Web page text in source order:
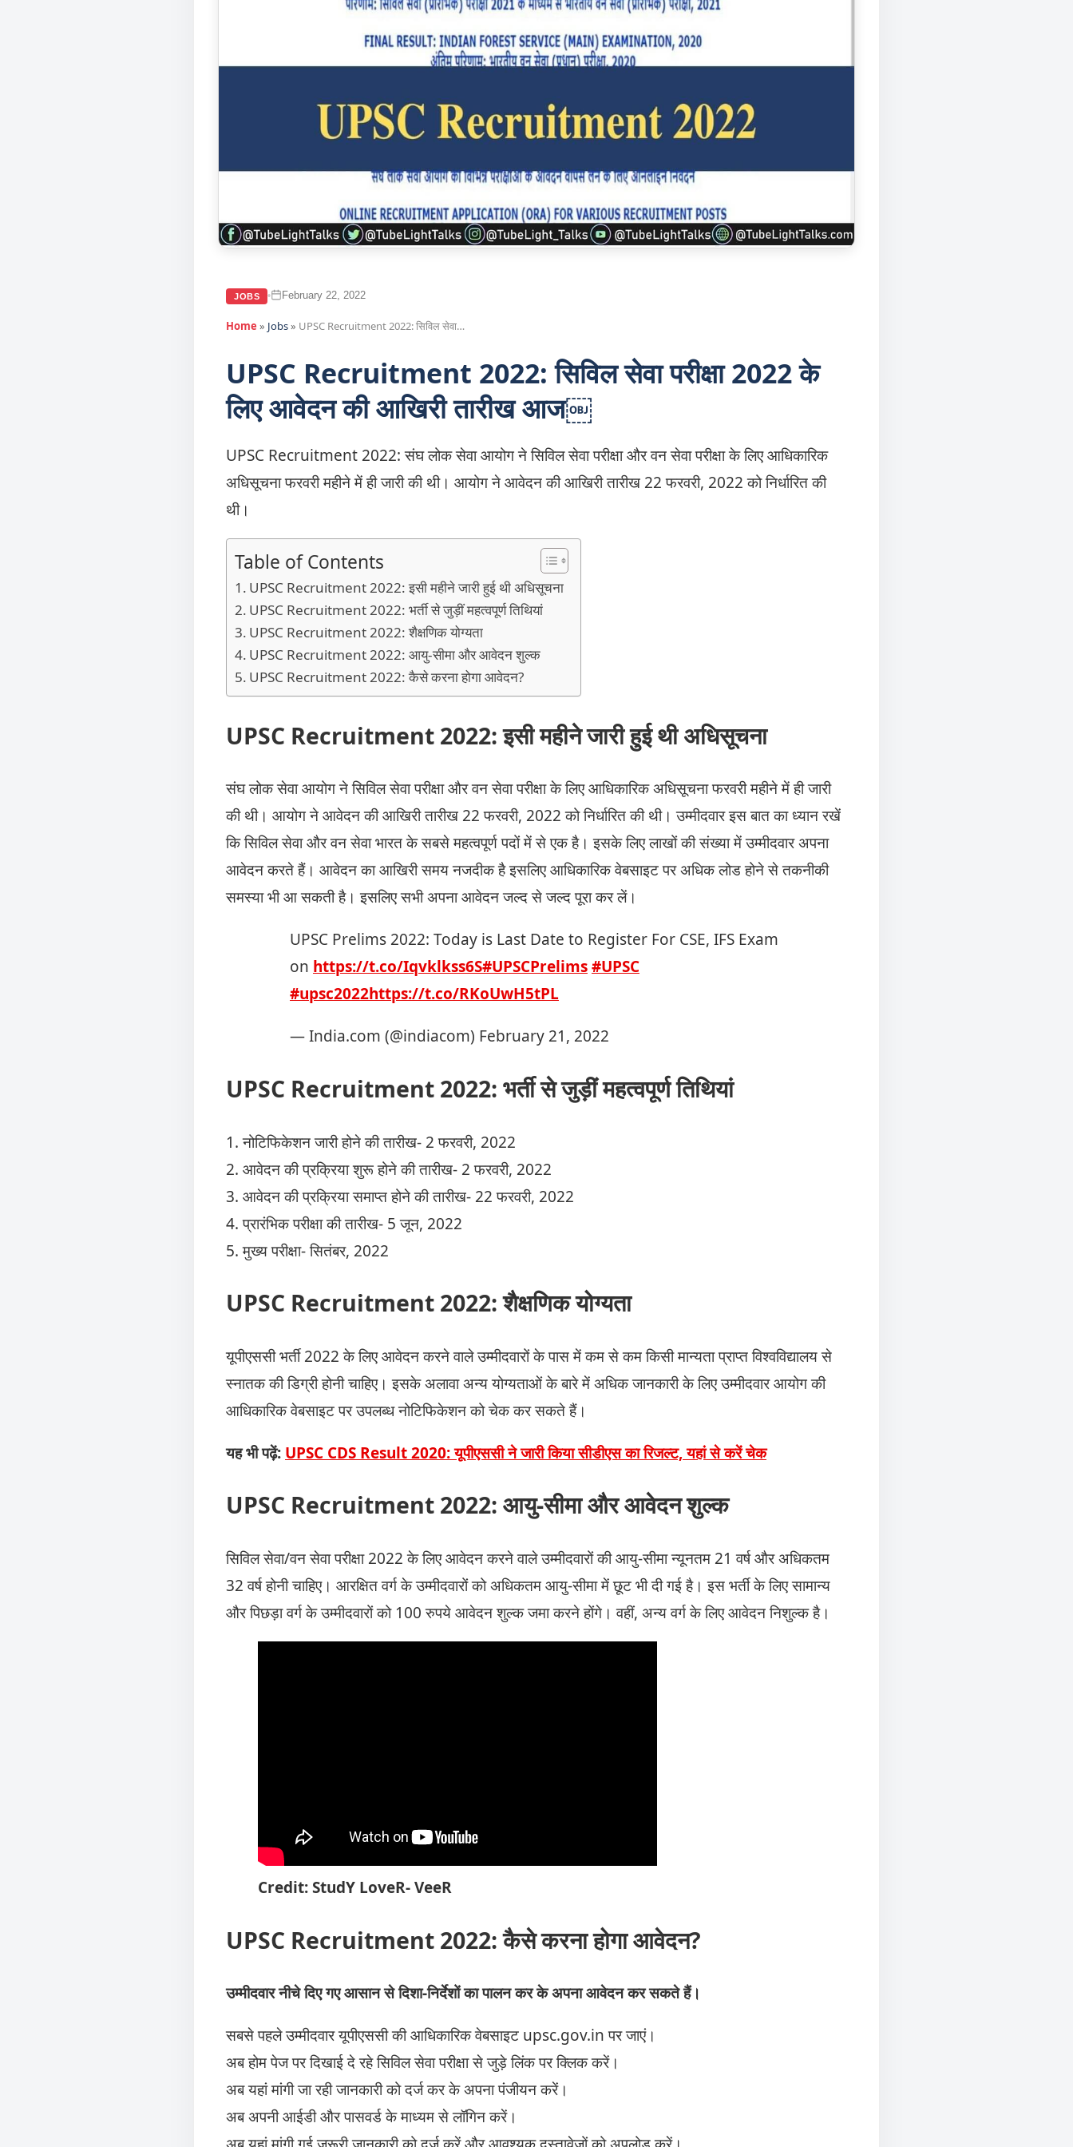
JOBS • February 22, 2022
Home » Jobs» UPSC Recruitment 2022: सिविल सेवा…
UPSC Recruitment 2022: सिविल सेवा परीक्षा 2022 के
लिए आवेदन की आखिरी तारीख आज￼
UPSC Recruitment 2022: संघ लोक सेवा आयोग ने सिविल सेवा परीक्षा और वन सेवा परीक्षा के लिए आधिकारिक
अधिसूचना फरवरी महीने में ही जारी की थी। आयोग ने आवेदन की आखिरी तारीख 22 फरवरी, 2022 को निर्धारित की
थी।
Table of Contents
UPSC Recruitment 2022: इसी महीने जारी हुई थी अधिसूचना
UPSC Recruitment 2022: भर्ती से जुड़ीं महत्वपूर्ण तिथियां
UPSC Recruitment 2022: शैक्षणिक योग्यता
UPSC Recruitment 2022: आयु-सीमा और आवेदन शुल्क
UPSC Recruitment 2022: कैसे करना होगा आवेदन?
UPSC Recruitment 2022: इसी महीने जारी हुई थी अधिसूचना
संघ लोक सेवा आयोग ने सिविल सेवा परीक्षा और वन सेवा परीक्षा के लिए आधिकारिक अधिसूचना फरवरी महीने में ही जारी
की थी। आयोग ने आवेदन की आखिरी तारीख 22 फरवरी, 2022 को निर्धारित की थी। उम्मीदवार इस बात का ध्यान रखें
कि सिविल सेवा और वन सेवा भारत के सबसे महत्वपूर्ण पदों में से एक है। इसके लिए लाखों की संख्या में उम्मीदवार अपना
आवेदन करते हैं। आवेदन का आखिरी समय नजदीक है इसलिए आधिकारिक वेबसाइट पर अधिक लोड होने से तकनीकी
समस्या भी आ सकती है। इसलिए सभी अपना आवेदन जल्द से जल्द पूरा कर लें।
UPSC Prelims 2022: Today is Last Date to Register For CSE, IFS Exam
on https://t.co/Iqvklkss6S#UPSCPrelims#UPSC
#upsc2022https://t.co/RKoUwH5tPL
— India.com (@indiacom) February 21, 2022
UPSC Recruitment 2022: भर्ती से जुड़ीं महत्वपूर्ण तिथियां
1. नोटिफिकेशन जारी होने की तारीख- 2 फरवरी, 2022
2. आवेदन की प्रक्रिया शुरू होने की तारीख- 2 फरवरी, 2022
3. आवेदन की प्रक्रिया समाप्त होने की तारीख- 22 फरवरी, 2022
4. प्रारंभिक परीक्षा की तारीख- 5 जून, 2022
5. मुख्य परीक्षा- सितंबर, 2022
UPSC Recruitment 2022: शैक्षणिक योग्यता
यूपीएससी भर्ती 2022 के लिए आवेदन करने वाले उम्मीदवारों के पास में कम से कम किसी मान्यता प्राप्त विश्वविद्यालय से
स्नातक की डिग्री होनी चाहिए। इसके अलावा अन्य योग्यताओं के बारे में अधिक जानकारी के लिए उम्मीदवार आयोग की
आधिकारिक वेबसाइट पर उपलब्ध नोटिफिकेशन को चेक कर सकते हैं।
यह भी पढ़ें: UPSC CDS Result 2020: यूपीएससी ने जारी किया सीडीएस का रिजल्ट, यहां से करें चेक
UPSC Recruitment 2022: आयु-सीमा और आवेदन शुल्क
सिविल सेवा/वन सेवा परीक्षा 2022 के लिए आवेदन करने वाले उम्मीदवारों की आयु-सीमा न्यूनतम 21 वर्ष और अधिकतम
32 वर्ष होनी चाहिए। आरक्षित वर्ग के उम्मीदवारों को अधिकतम आयु-सीमा में छूट भी दी गई है। इस भर्ती के लिए सामान्य
और पिछड़ा वर्ग के उम्मीदवारों को 100 रुपये आवेदन शुल्क जमा करने होंगे। वहीं, अन्य वर्ग के लिए आवेदन निशुल्क है।
Credit: StudY LoveR- VeeR
UPSC Recruitment 2022: कैसे करना होगा आवेदन?
उम्मीदवार नीचे दिए गए आसान से दिशा-निर्देशों का पालन कर के अपना आवेदन कर सकते हैं।
सबसे पहले उम्मीदवार यूपीएससी की आधिकारिक वेबसाइट upsc.gov.inपर जाएं।
अब होम पेज पर दिखाई दे रहे सिविल सेवा परीक्षा से जुड़े लिंक पर क्लिक करें।
अब यहां मांगी जा रही जानकारी को दर्ज कर के अपना पंजीयन करें।
अब अपनी आईडी और पासवर्ड के माध्यम से लॉगिन करें।